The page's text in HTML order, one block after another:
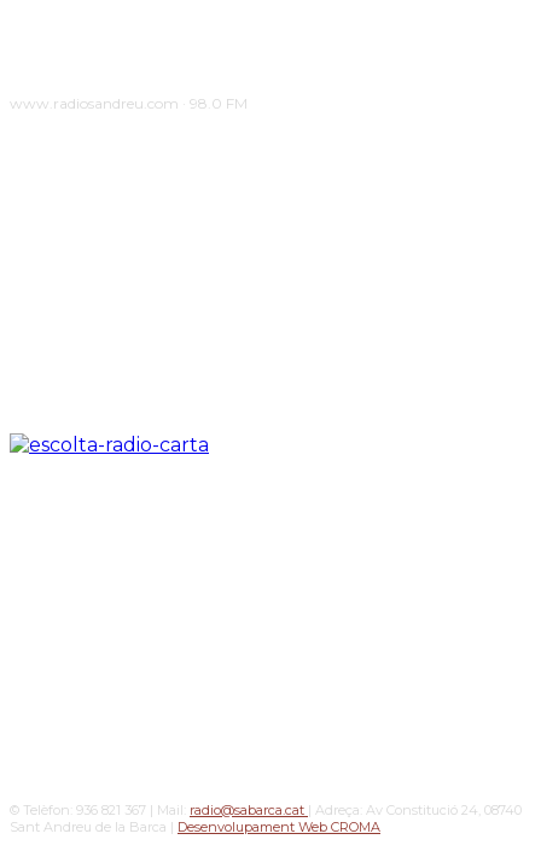
www.radiosandreu.com · 98.0 FM
© Telèfon: 936 821 367 | Mail: radio@sabarca.cat | Adreça: Av Constitució 24, 08740
Sant Andreu de la Barca | Desenvolupament Web CROMA